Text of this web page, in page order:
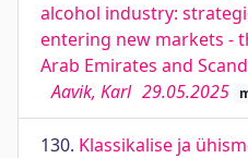
alcohol industry:
entering new markets -
Arab Emirates and
Aavik, Karl 29.05.2025
130. Klassikalise ja